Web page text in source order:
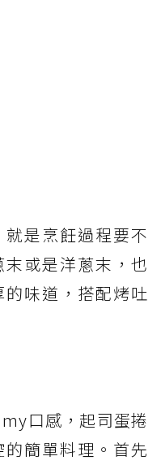
是烹飪過程要不
或是洋蔥末，也
的味道，搭配烤吐
口感，起司蛋捲
簡單料理。首先